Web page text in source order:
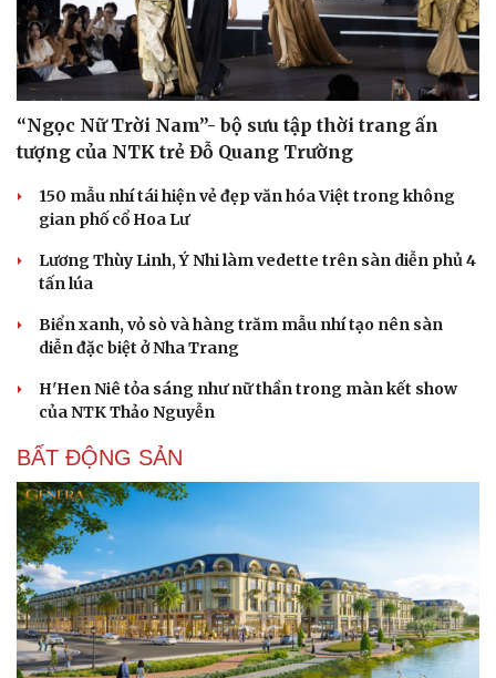
Nam khoa
Làm đẹp - giảm cân
Phòng mạch online
Ăn sạch sống khỏe
“Ngọc Nữ Trời Nam”- bộ sưu tập thời trang ấn
tượng của NTK trẻ Đỗ Quang Trường
150 mẫu nhí tái hiện vẻ đẹp văn hóa Việt trong không
gian phố cổ Hoa Lư
Lương Thùy Linh, Ý Nhi làm vedette trên sàn diễn phủ 4
tấn lúa
Biển xanh, vỏ sò và hàng trăm mẫu nhí tạo nên sàn
diễn đặc biệt ở Nha Trang
H'Hen Niê tỏa sáng như nữ thần trong màn kết show
của NTK Thảo Nguyễn
BẤT ĐỘNG SẢN